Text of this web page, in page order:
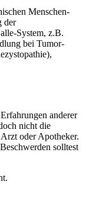
Menschen-
der
System, z.B.
bei Tumor-
anderer
nicht die
oder Apotheker.
solltest